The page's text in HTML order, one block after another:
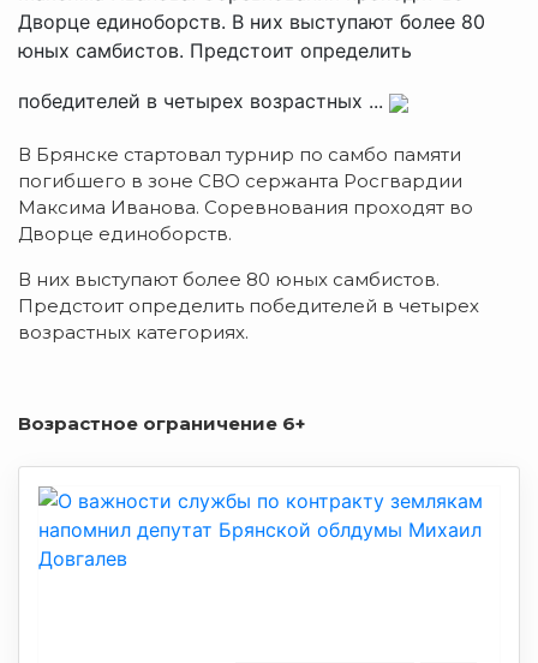
Дворце единоборств. В них выступают более 80
юных самбистов. Предстоит определить
победителей в четырех возрастных ...
В Брянске стартовал турнир по самбо памяти
погибшего в зоне СВО сержанта Росгвардии
Максима Иванова. Соревнования проходят во
Дворце единоборств.
В них выступают более 80 юных самбистов.
Предстоит определить победителей в четырех
возрастных категориях.
Возрастное ограничение 6+